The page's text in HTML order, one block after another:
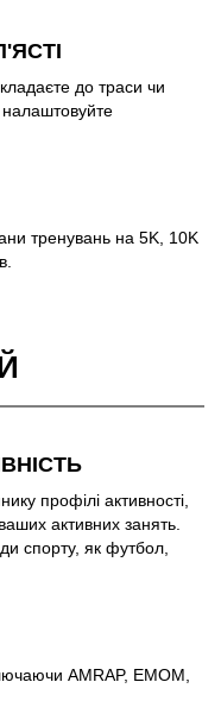
до траси чи
налаштовуйте
тренувань на 5K, 10K
профілі активності,
активних занять.
спорту, як футбол,
AMRAP, EMOM,